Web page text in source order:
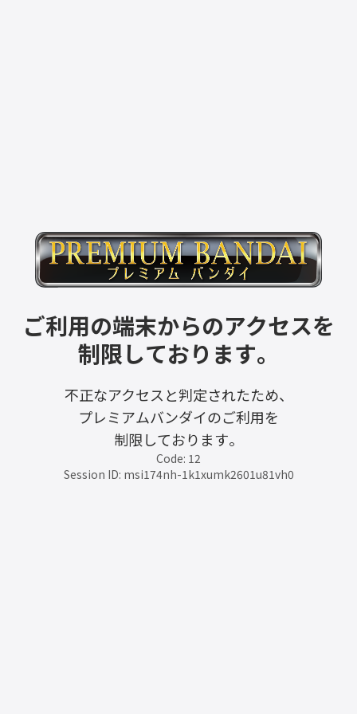
ご利用の端末からのアクセスを
制限しております。
不正なアクセスと判定されたため、
プレミアムバンダイのご利用を
制限しております。
Code: 12
Session ID: msi174nh-1k1xumk2601u81vh0